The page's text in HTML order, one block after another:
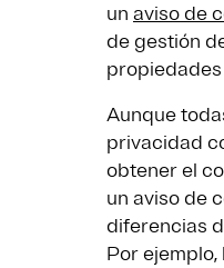
un aviso de
de gestión
Aunque
privacidad
obtener el
un aviso de
diferencias
Por